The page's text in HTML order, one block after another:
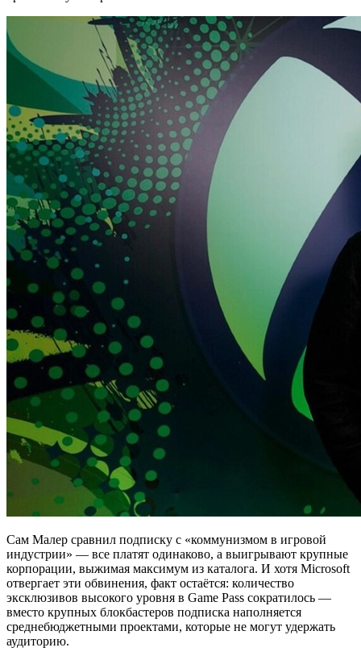
Сам Малер сравнил подписку с «коммунизмом в игровой
индустрии» — все платят одинаково, а выигрывают крупные
корпорации, выжимая максимум из каталога. И хотя Microsoft
отвергает эти обвинения, факт остаётся: количество
эксклюзивов высокого уровня в Game Pass сократилось —
вместо крупных блокбастеров подписка наполняется
среднебюджетными проектами, которые не могут удержать
аудиторию.